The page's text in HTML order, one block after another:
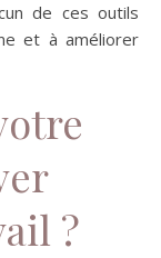
de ces outils
et à améliorer
?